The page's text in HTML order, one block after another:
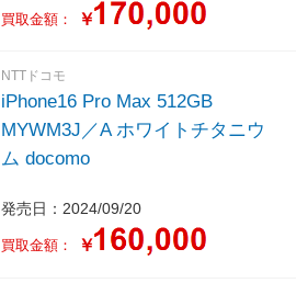
買取金額： ￥
NTTドコモ
iPhone16 Pro Max 512GB
MYWM3J／A ホワイトチタニウ
ム docomo
発売日：2024/09/20
買取金額： ￥